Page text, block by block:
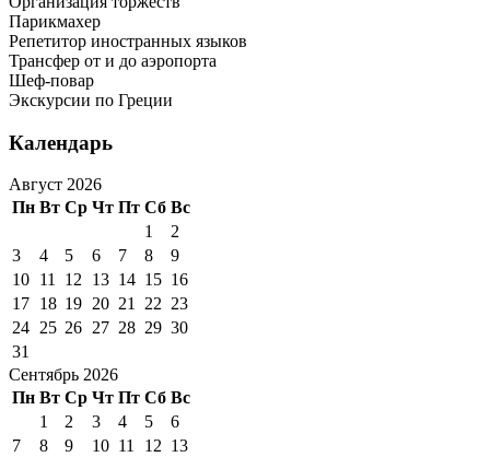
Парикмахер
Репетитор иностранных языков
Трансфер от и до аэропорта
Шеф-повар
Экскурсии по Греции
Календарь
Август 2026
Пн Вт Ср Чт Пт Сб Вс
1
2
3
4 5 6 7 8
9
10 11 12 13 14 15 16
17 18 19 20 21 22 23
24 25 26 27 28 29 30
31
Сентябрь 2026
Пн Вт Ср Чт Пт Сб Вс
1
2 3 4 5
6
7
8 9 10 11 12 13